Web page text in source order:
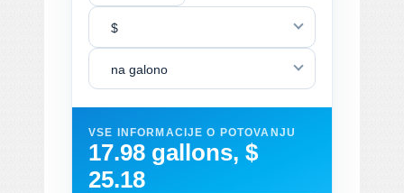
$
na galono
VSE INFORMACIJE O POTOVANJU
17.98 gallons, $
25.18